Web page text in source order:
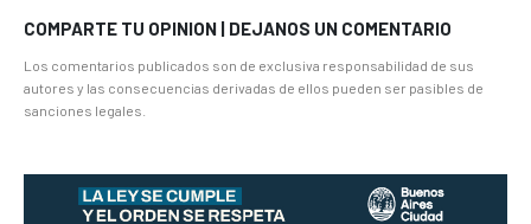
COMPARTE TU OPINION | DEJANOS UN COMENTARIO
Los comentarios publicados son de exclusiva responsabilidad de sus
autores y las consecuencias derivadas de ellos pueden ser pasibles de
sanciones legales.